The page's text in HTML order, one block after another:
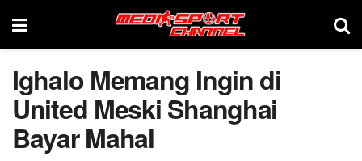
Ighalo Memang Ingin di
United Meski Shanghai
Bayar Mahal